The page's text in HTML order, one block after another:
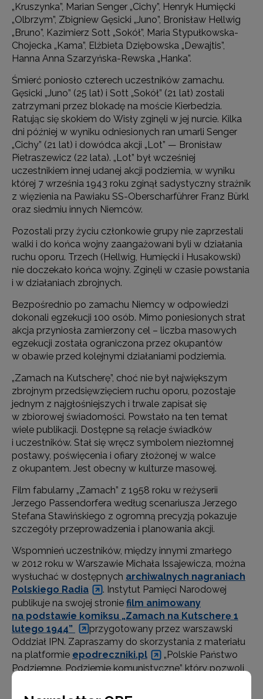
„Kruszynka”, Marian Senger „Cichy”, Henryk Humięcki
„Olbrzym”, Zbigniew Gęsicki „Juno”, Bronisław Hellwig
„Bruno”, Kazimierz Sott „Sokół”, Maria Stypułkowska-
Chojecka „Kama”, Elżbieta Dziębowska „Dewajtis”,
Hanna Anna Szarzyńska-Rewska „Hanka”.
Śmierć poniosło czterech uczestników zamachu.
Gęsicki „Juno” (25 lat) i Sott „Sokół” (21 lat) zostali
zatrzymani przez blokadę na moście Kierbedzia.
Ratując się skokiem do Wisły zginęli w jej nurcie. Kilka
dni później w wyniku odniesionych ran umarli Senger
„Cichy” (21 lat) i dowódca akcji „Lot” — Bronisław
Pietraszewicz (22 lata). „Lot” był wcześniej
uczestnikiem innej udanej akcji podziemia, w wyniku
której 7 września 1943 roku zginął sadystyczny strażnik
z więzienia na Pawiaku SS-Oberscharführer Franz Bürkl
oraz siedmiu innych Niemców.
Pozostali przy życiu członkowie grupy nie zaprzestali
walki i do końca wojny zaangażowani byli w działania
ruchu oporu. Trzech (Hellwig, Humięcki i Husakowski)
nie doczekało końca wojny. Zginęli w czasie powstania
i w działaniach zbrojnych.
Bezpośrednio po zamachu Niemcy w odpowiedzi
dokonali egzekucji 100 osób. Mimo poniesionych strat
akcja przyniosła zamierzony cel – liczba masowych
egzekucji została ograniczona przez okupantów
w obawie przed kolejnymi działaniami podziemia.
„Zamach na Kutscherę”, choć nie był największym
zbrojnym przedsięwzięciem ruchu oporu, pozostaje
jednym z najgłośniejszych i trwale zapisał się
w zbiorowej świadomości. Powstało na ten temat
wiele publikacji. Dostępne są relacje świadków
i uczestników. Stał się wręcz symbolem niezłomnej
postawy, poświęcenia i ofiary złożonej w walce
z okupantem. Jest obecny w kulturze masowej.
Film fabularny „Zamach” z 1958 roku w reżyserii
Jerzego Passendorfera według scenariusza Jerzego
Stefana Stawińskiego z ogromną precyzją pokazuje
szczegóły przeprowadzenia i planowania akcji.
Wspomnień uczestników, między innymi zmarłego
w 2012 roku w Warszawie Michała Issajewicza, można
wysłuchać w dostępnych archiwalnych nagraniach
Polskiego Radia
. Instytut Pamięci Narodowej
publikuje na swojej stronie film animowany
na podstawie komiksu „Zamach na Kutscherę 1
lutego 1944”
przygotowany przez warszawski
Oddział IPN. Zapraszamy do skorzystania z materiału
na platformie epodreczniki.pl
„Polskie Państwo
Podziemne. Podziemie komunistyczne” który pozwoli
w szerszym kontekście historycznym.